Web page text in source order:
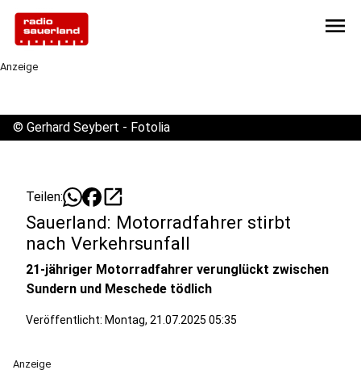
menu
Anzeige
© Gerhard Seybert - Fotolia
Teilen: open_in_new
Sauerland: Motorradfahrer stirbt
nach Verkehrsunfall
21-jähriger Motorradfahrer verunglückt zwischen
Sundern und Meschede tödlich
Veröffentlicht: Montag, 21.07.2025 05:35
Anzeige